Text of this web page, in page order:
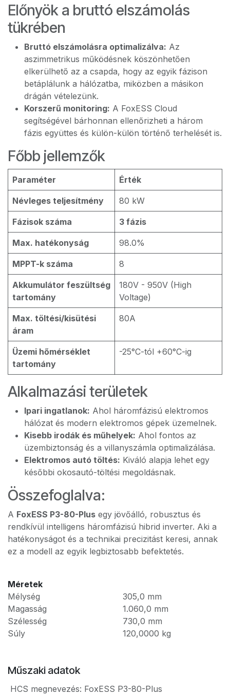
Előnyök a bruttó elszámolás
tükrében
Bruttó elszámolásra optimalizálva: Az
aszimmetrikus működésnek köszönhetően
elkerülhető az a csapda, hogy az egyik fázison
betáplálunk a hálózatba, miközben a másikon
drágán vételezünk.
Korszerű monitoring: A FoxESS Cloud
segítségével bárhonnan ellenőrizheti a három
fázis együttes és külön-külön történő terhelését is.
Főbb jellemzők
Paraméter Érték
Névleges teljesítmény 80 kW
Fázisok száma 3 fázis
Max. hatékonyság 98.0%
MPPT-k száma 8
Akkumulátor feszültség
tartomány
180V - 950V (High
Voltage)
Max. töltési/kisütési
áram
80A
Üzemi hőmérséklet
tartomány
-25°C-tól +60°C-ig
Alkalmazási területek
Ipari ingatlanok: Ahol háromfázisú elektromos
hálózat és modern elektromos gépek üzemelnek.
Kisebb irodák és műhelyek: Ahol fontos az
üzembiztonság és a villanyszámla optimalizálása.
Elektromos autó töltés: Kiváló alapja lehet egy
későbbi okosautó-töltési megoldásnak.
Összefoglalva:
A FoxESS P3-80-Plus egy jövőálló, robusztus és
rendkívül intelligens háromfázisú hibrid inverter. Aki a
hatékonyságot és a technikai precizitást keresi, annak
ez a modell az egyik legbiztosabb befektetés.
Méretek
Mélység
305,0 mm
Magasság
1.060,0 mm
Szélesség
730,0 mm
Súly
120,0000 kg
Műszaki adatok
HCS megnevezés: FoxESS P3-80-Plus